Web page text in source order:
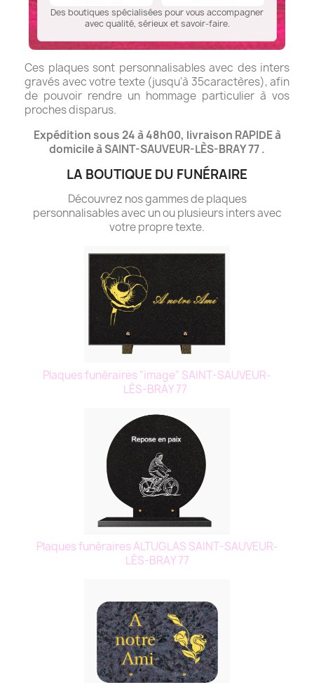
Des boutiques spécialisées pour vous accompagner
avec qualité, sérieux et savoir-faire.
Ces plaques sont personnalisables avec des inters
gravés avec votre texte (jusqu'à 35caractères), afin
de pouvoir rendre un hommage particulier à vos
proches disparus.
Expédition sous 24 à 48h00, livraison RAPIDE à
domicile à SAINT-SAUVEUR-LÈS-BRAY 77 .
LA BOUTIQUE DU FUNÉRAIRE
Découvrez nos gammes de plaques
personnalisables avec un ou plusieurs inters avec
votre propre texte.
Plaques funéraires "image" SAINT-SAUVEUR-
LÈS-BRAY 77
Plaques funéraires ALTUGLAS SAINT-SAUVEUR-
LÈS-BRAY 77